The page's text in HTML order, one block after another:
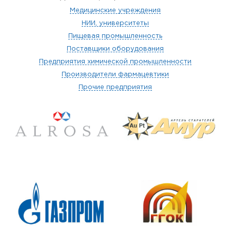
Медицинские учреждения
НИИ, университеты
Пищевая промышленность
Поставщики оборудования
Предприятия химической промышленности
Производители фармацевтики
Прочие предприятия